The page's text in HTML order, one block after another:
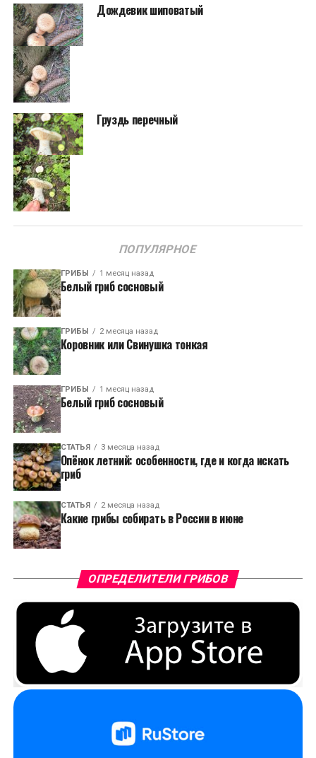
Дождевик шиповатый
Груздь перечный
ПОПУЛЯРНОЕ
ГРИБЫ 1 месяц назад
Белый гриб сосновый
ГРИБЫ 2 месяца назад
Коровник или Свинушка тонкая
ГРИБЫ 1 месяц назад
Белый гриб сосновый
СТАТЬЯ 3 месяца назад
Опёнок летний: особенности, где и когда искать
гриб
СТАТЬЯ 2 месяца назад
Какие грибы собирать в России в июне
ОПРЕДЕЛИТЕЛИ ГРИБОВ